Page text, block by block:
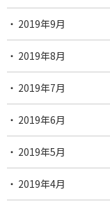
2019年9月
2019年8月
2019年7月
2019年6月
2019年5月
2019年4月